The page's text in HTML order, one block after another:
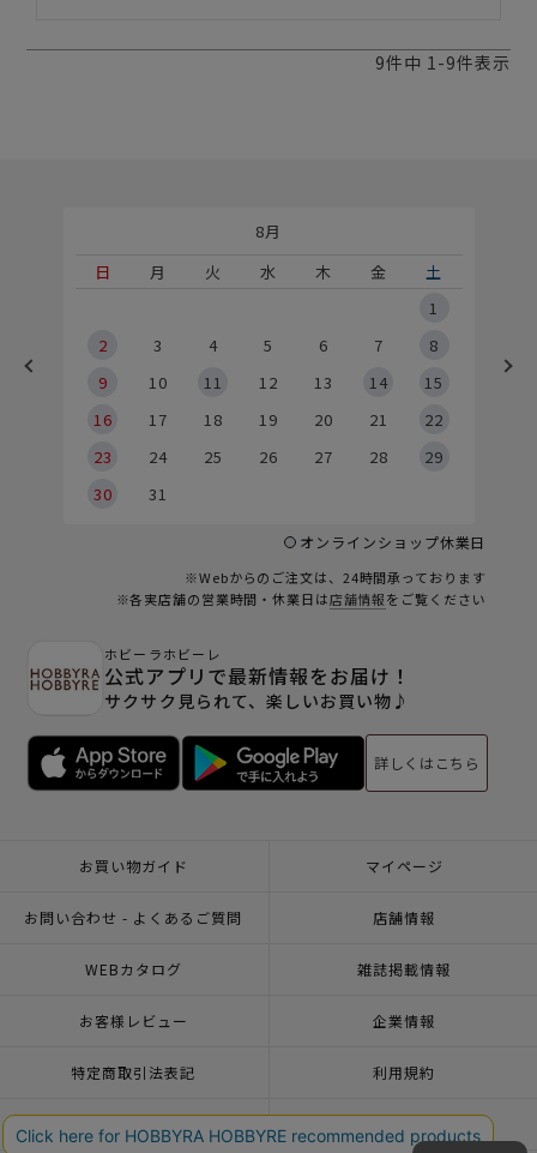
9件中 1-9件表示
8月
日
月 火 水 木 金
土
1
2
3 4 5 6 7
8
9
10 11 12 13 14
15
16
17 18 19 20 21
22
23
24 25 26 27 28
29
30
31
オンラインショップ休業日
※Webからのご注文は、24時間承っております
※各実店舗の営業時間・休業日は店舗情報をご覧ください
ホビーラホビーレ
公式アプリで最新情報をお届け！
サクサク見られて、楽しいお買い物♪
詳しくはこちら
お買い物ガイド マイページ
お問い合わせ - よくあるご質問 店舗情報
WEBカタログ 雑誌掲載情報
お客様レビュー 企業情報
特定商取引法表記 利用規約
一緒に働こう♪求人情報